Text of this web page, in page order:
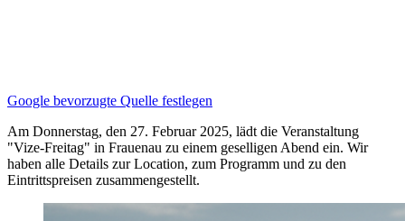
Google bevorzugte Quelle festlegen
Am Donnerstag, den 27. Februar 2025, lädt die Veranstaltung
"Vize-Freitag" in Frauenau zu einem geselligen Abend ein. Wir
haben alle Details zur Location, zum Programm und zu den
Eintrittspreisen zusammengestellt.